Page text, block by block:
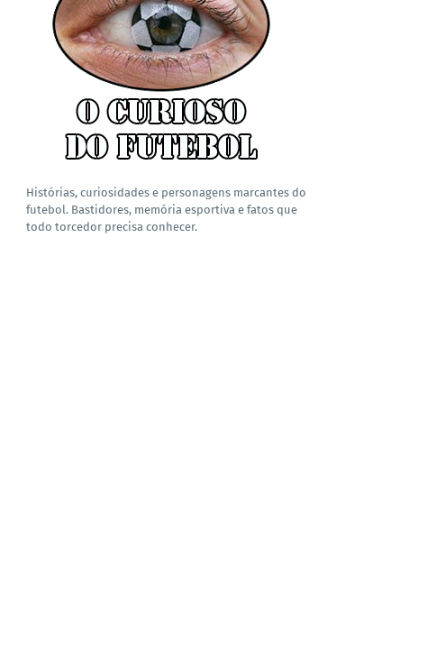
Histórias, curiosidades e personagens marcantes do
futebol. Bastidores, memória esportiva e fatos que
todo torcedor precisa conhecer.